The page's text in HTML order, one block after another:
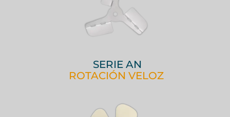
SERIE AN
ROTACIÓN VELOZ